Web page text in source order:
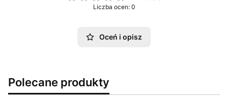
Liczba ocen: 0
Oceń i opisz
Polecane produkty